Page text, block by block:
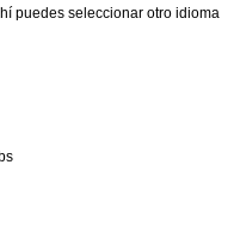
puedes seleccionar otro idioma